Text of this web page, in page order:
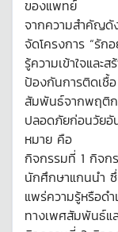
ของแพทย์
จากความสำคัญดั
จัดโครงการ “รัก
รู้ความเข้าใจและ
ป้องกันการติดเชื้
สัมพันธ์จากพฤติก
ปลอดภัยก่อนวัยอั
หมาย คือ
กิจกรรมที่ 1 กิจก
นักศึกษาแกนนำ
แพร่ความรู้หรือด
ทางเพศสัมพันธ์แ